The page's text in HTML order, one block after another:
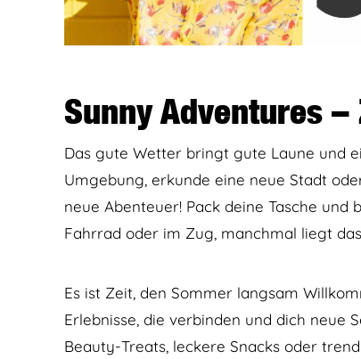
Sunny Adventures
Das gute Wetter bringt gute Laune und
Umgebung, erkunde eine neue Stadt
neue Abenteuer! Pack deine Tasche
Fahrrad oder im Zug, manchmal liegt
Es ist Zeit, den Sommer langsam
Erlebnisse, die verbinden und dich neue
Beauty-Treats, leckere Snacks oder